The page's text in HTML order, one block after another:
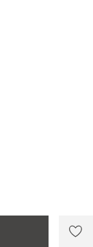
низа,